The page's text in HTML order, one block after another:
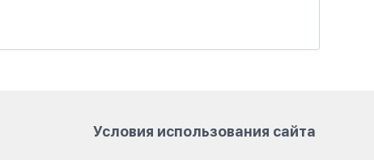
Условия использования сайта